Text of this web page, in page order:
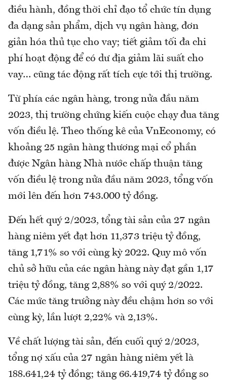
điều hành, đồng thời chỉ đạo tổ chức tín dụng
đa dạng sản phẩm, dịch vụ ngân hàng, đơn
giản hóa thủ tục cho vay; tiết giảm tối đa chi
phí hoạt động để có dư địa giảm lãi suất cho
vay… cũng tác động rất tích cực tới thị trường.
Từ phía các ngân hàng, trong nửa đầu năm
2023, thị trường chứng kiến cuộc chạy đua tăng
vốn điều lệ. Theo thống kê của VnEconomy, có
khoảng 25 ngân hàng thương mại cổ phần
được Ngân hàng Nhà nước chấp thuận tăng
vốn điều lệ trong nửa đầu năm 2023, tổng vốn
mới lên đến hơn 743.000 tỷ đồng.
Đến hết quý 2/2023, tổng tài sản của 27 ngân
hàng niêm yết đạt hơn 11,373 triệu tỷ đồng,
tăng 1,71% so với cùng kỳ 2022. Quy mô vốn
chủ sở hữu của các ngân hàng này đạt gần 1,17
triệu tỷ đồng, tăng 2,88% so với quý 2/2022.
Các mức tăng trưởng này đều chậm hơn so với
cùng kỳ, lần lượt 2,22% và 2,13%.
Về chất lượng tài sản, đến cuối quý 2/2023,
tổng nợ xấu của 27 ngân hàng niêm yết là
188.641,24 tỷ đồng; tăng 66.419,74 tỷ đồng so